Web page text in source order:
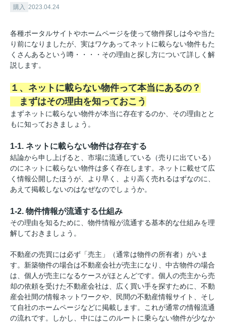
購入 2023.04.24
各種ポータルサイトやホームページを使って物件探しは今や当た
り前になりましたが、実はワケあってネットに載らない物件もた
くさんあるという噂・・・・その理由と探し方について詳しく解
説します。
１、ネットに載らない物件って本当にあるの？
まずはその理由を知っておこう
まずネットに載らない物件が本当に存在するのか、その理由とと
もに知っておきましょう。
1-1. ネットに載らない物件は存在する
結論から申し上げると、市場に流通している（売りに出ている）
のにネットに載らない物件は多く存在します。ネットに載せて広
く情報公開したほうが、より早く、より高く売れるはずなのに、
あえて掲載しないのはなぜなのでしょうか。
1-2. 物件情報が流通する仕組み
その理由を知るために、物件情報が流通する基本的な仕組みを理
解しておきましょう。
不動産の売買には必ず「売主」（通常は物件の所有者）がいま
す。新築物件の場合は不動産会社が売主になり、中古物件の場合
は、個人が売主になるケースがほとんどです。個人の売主から売
却の依頼を受けた不動産会社は、広く買い手を探すために、不動
産会社間の情報ネットワークや、民間の不動産情報サイト、そし
て自社のホームページなどに掲載します。これが通常の情報流通
の流れです。しかし、中にはこのルートに乗らない物件が少なか